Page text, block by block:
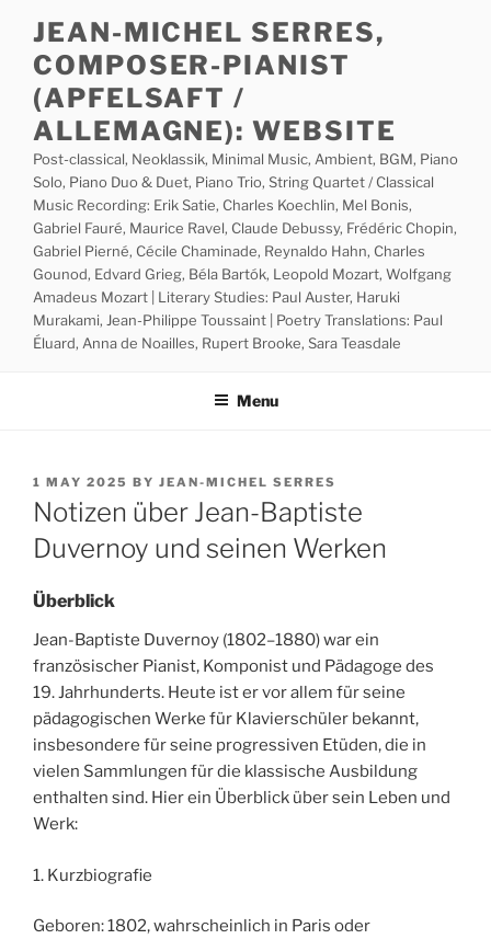
content
JEAN-MICHEL SERRES,
COMPOSER-PIANIST
(APFELSAFT /
ALLEMAGNE): WEBSITE
Post-classical, Neoklassik, Minimal Music, Ambient, BGM, Piano
Solo, Piano Duo & Duet, Piano Trio, String Quartet / Classical
Music Recording: Erik Satie, Charles Koechlin, Mel Bonis,
Gabriel Fauré, Maurice Ravel, Claude Debussy, Frédéric Chopin,
Gabriel Pierné, Cécile Chaminade, Reynaldo Hahn, Charles
Gounod, Edvard Grieg, Béla Bartók, Leopold Mozart, Wolfgang
Amadeus Mozart | Literary Studies: Paul Auster, Haruki
Murakami, Jean-Philippe Toussaint | Poetry Translations: Paul
Éluard, Anna de Noailles, Rupert Brooke, Sara Teasdale
Menu
POSTED
ON
1 MAY 2025 BY JEAN-MICHEL SERRES
Notizen über Jean-Baptiste
Duvernoy und seinen Werken
Überblick
Jean-Baptiste Duvernoy (1802–1880) war ein
französischer Pianist, Komponist und Pädagoge des
19. Jahrhunderts. Heute ist er vor allem für seine
pädagogischen Werke für Klavierschüler bekannt,
insbesondere für seine progressiven Etüden, die in
vielen Sammlungen für die klassische Ausbildung
enthalten sind. Hier ein Überblick über sein Leben und
Werk:
1. Kurzbiografie
Geboren: 1802, wahrscheinlich in Paris oder